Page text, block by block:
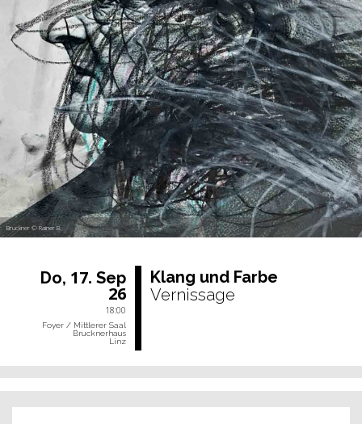
Bruckner © Rainer B.
Do, 17. Sep
26
18:00
Foyer / Mittlerer Saal
Brucknerhaus
Linz
Klang und Farbe
Vernissage